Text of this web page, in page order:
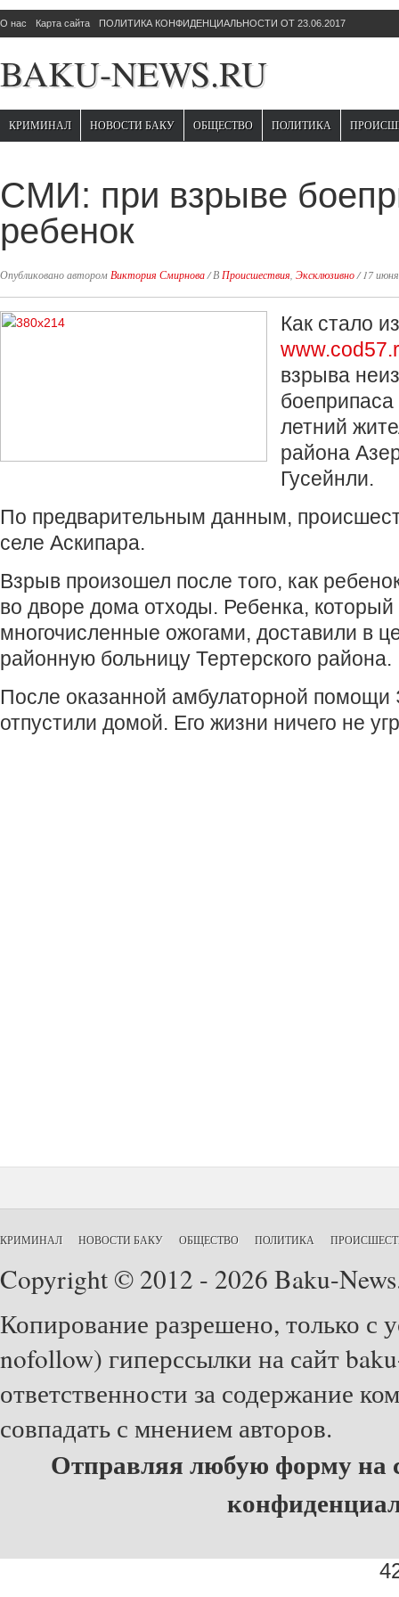
О нас Карта сайта ПОЛИТИКА КОНФИДЕНЦИАЛЬНОСТИ ОТ 23.06.2017
BAKU-NEWS.RU
КРИМИНАЛ НОВОСТИ БАКУ ОБЩЕСТВО ПОЛИТИКА
СМИ: при взрыве
ребенок
Опубликовано автором Виктория Смирнова/В Происшествия Эксклюзивно/17
Как стало
взрыва
летний
района
Гусейнли.
По предварительным данным,
селе Аскипара.
Взрыв произошел после того, как
во дворе дома отходы. Ребенка, который
многочисленные ожогами, доставили в
районную больницу Тертерского района.
После оказанной амбулаторной помощи
отпустили домой. Его жизни ничего не
КРИМИНАЛ НОВОСТИ БАКУ ОБЩЕСТВО ПОЛИТИКА
Copyright © 2012 - 2026 Baku-
Копирование разрешено, только с
nofollow) гиперссылки на сайт
ответственности за содержание
совпадать с мнением авторов.
Отправляя любую форму на